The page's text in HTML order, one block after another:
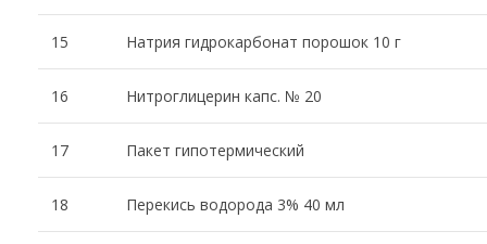
15 Натрия гидрокарбонат порошок 10 г
16 Нитроглицерин капс. № 20
17 Пакет гипотермический
18 Перекись водорода 3% 40 мл